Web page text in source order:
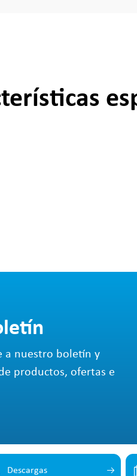
a nuestro boletín y
productos, ofertas e
Descargas